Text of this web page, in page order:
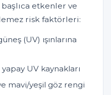
etkenler ve
risk faktörleri:
(UV) ışınlarına
UV kaynakları
mavi/yeşil göz rengi